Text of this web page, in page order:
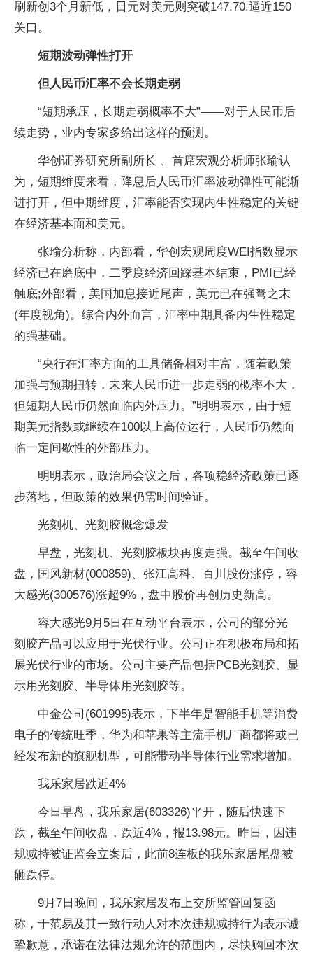
刷新创3个月新低，日元对美元则突破147.70.逼近150
关口。
短期波动弹性打开
但人民币汇率不会长期走弱
“短期承压，长期走弱概率不大”——对于人民币后
续走势，业内专家多给出这样的预测。
华创证券研究所副所长 、首席宏观分析师张瑜认
为，短期维度来看，降息后人民币汇率波动弹性可能渐
进打开，但中期维度，汇率能否实现内生性稳定的关键
在经济基本面和美元。
张瑜分析称，内部看，华创宏观周度WEI指数显示
经济已在磨底中，二季度经济回踩基本结束，PMI已经
触底;外部看，美国加息接近尾声，美元已在强弩之末
(年度视角)。综合内外而言，汇率中期具备内生性稳定
的强基础。
“央行在汇率方面的工具储备相对丰富，随着政策
加强与预期扭转，未来人民币进一步走弱的概率不大，
但短期人民币仍然面临内外压力。”明明表示，由于短
期美元指数或继续在100以上高位运行，人民币仍然面
临一定间歇性的外部压力。
明明表示，政治局会议之后，各项稳经济政策已逐
步落地，但政策的效果仍需时间验证。
光刻机、光刻胶概念爆发
早盘，光刻机、光刻胶板块再度走强。截至午间收
盘，国风新材(000859)、张江高科、百川股份涨停，容
大感光(300576)涨超9%，盘中股价再创历史新高。
容大感光9月5日在互动平台表示，公司的部分光
刻胶产品可以应用于光伏行业。公司正在积极布局和拓
展光伏行业的市场。公司主要产品包括PCB光刻胶、显
示用光刻胶、半导体用光刻胶等。
中金公司(601995)表示，下半年是智能手机等消费
电子的传统旺季，华为和苹果等主流手机厂商都将或已
经发布新的旗舰机型，可能带动半导体行业需求增加。
我乐家居跌近4%
今日早盘，我乐家居(603326)平开，随后快速下
跌，截至午间收盘，跌近4%，报13.98元。昨日，因违
规减持被证监会立案后，此前8连板的我乐家居尾盘被
砸跌停。
9月7日晚间，我乐家居发布上交所监管回复函
称，于范易及其一致行动人对本次违规减持行为表示诚
挚歉意，承诺在法律法规允许的范围内，尽快购回本次